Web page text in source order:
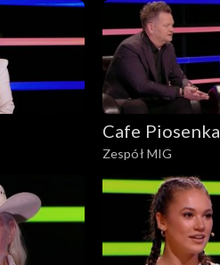
Cafe Piosenka
Zespół MIG